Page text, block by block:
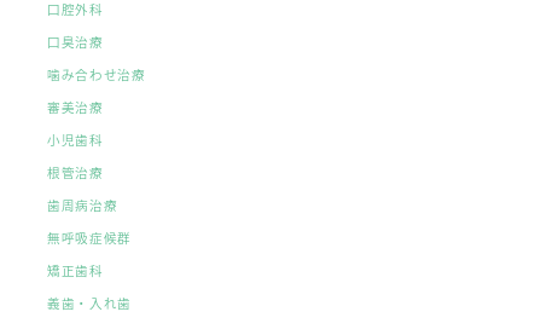
口腔外科
口臭治療
噛み合わせ治療
審美治療
小児歯科
根管治療
歯周病治療
無呼吸症候群
矯正歯科
義歯・入れ歯